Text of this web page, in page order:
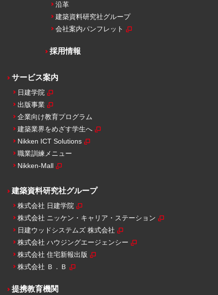
沿革
建築資料研究社グループ
会社案内パンフレット
採用情報
サービス案内
日建学院
出版事業
企業向け教育プログラム
建築業界をめざす学生へ
Nikken ICT Solutions
職業訓練メニュー
Nikken-Mall
建築資料研究社グループ
株式会社 日建学院
株式会社 ニッケン・キャリア・ステーション
日建ウッドシステムズ 株式会社
株式会社 ハウジングエージェンシー
株式会社 住宅新報出版
株式会社 Ｂ．Ｂ
提携教育機関